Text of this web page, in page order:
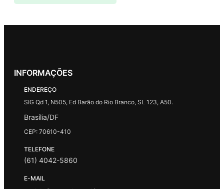
INFORMAÇÕES
ENDEREÇO
SIG Qd 1, N505, Ed Barão do Rio Branco, SL 123, A50.
Brasília/DF
CEP: 70610-410
TELEFONE
(61) 4042-5860
E-MAIL